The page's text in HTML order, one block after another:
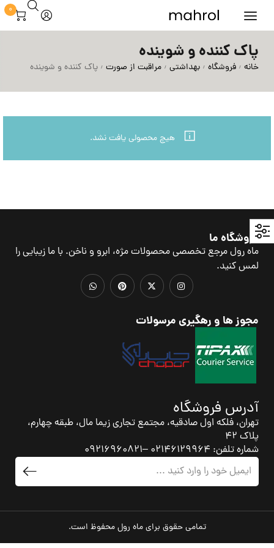
0
پاک کننده و شوینده
خانه / فروشگاه / بهداشتی / مراقبت از صورت / پاک کننده و شوینده
هیچ محصولی یافت نشد.
فروشگاه ما
ماه رول مرجع تخصصی محصولات مژه، ابرو و ناخن. با ما زیبایی را
لمس کنید.
مجوز ها و رهگیری مرسولات
آدرس فروشگاه
تهران، فلکه اول صادقیه، مجتمع تجاری زیما مال، طبقه چهارم،
پلاک 42
شماره تلفن: 02146129964 –09216960821
تمامی حقوق برای ماه رول محفوظ است.